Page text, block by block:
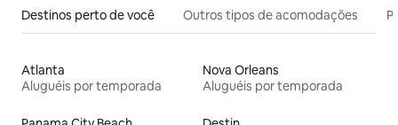
Destinos perto de você Outros tipos de acomodações
Atlanta
Aluguéis por temporada
Nova Orleans
Aluguéis por temporada